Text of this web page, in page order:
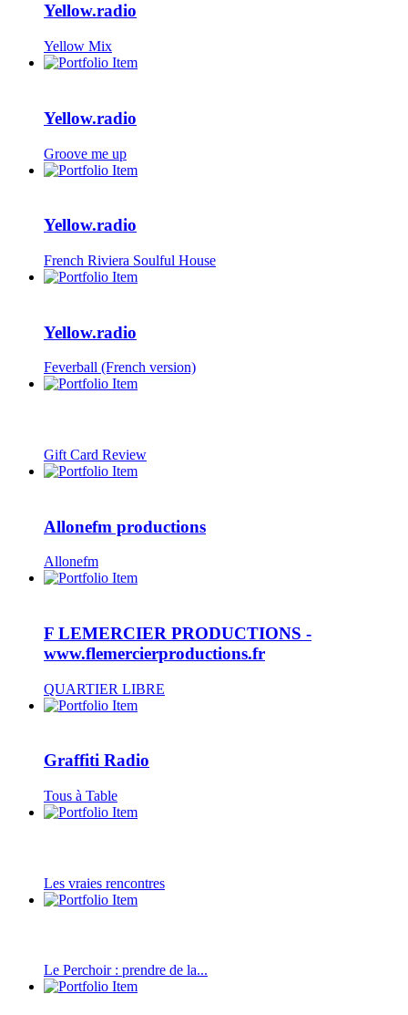
Yellow.radio
Yellow Mix
Yellow.radio
Groove me up
Yellow.radio
French Riviera Soulful House
Yellow.radio
Feverball (French version)
Gift Card Review
Allonefm productions
Allonefm
F LEMERCIER PRODUCTIONS -
www.flemercierproductions.fr
QUARTIER LIBRE
Graffiti Radio
Tous à Table
Les vraies rencontres
Le Perchoir : prendre de la...